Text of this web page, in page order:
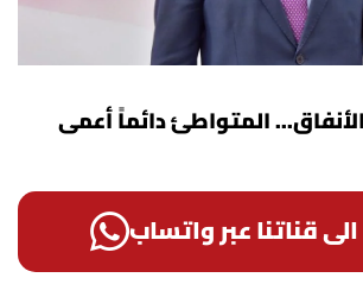
المتواطئ دائماً أعمى
قناتنا عبر واتساب